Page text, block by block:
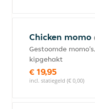
Chicken momo
Gestoomde
kipgehakt
€ 19,95
incl. statiegeld (€ 0,00)